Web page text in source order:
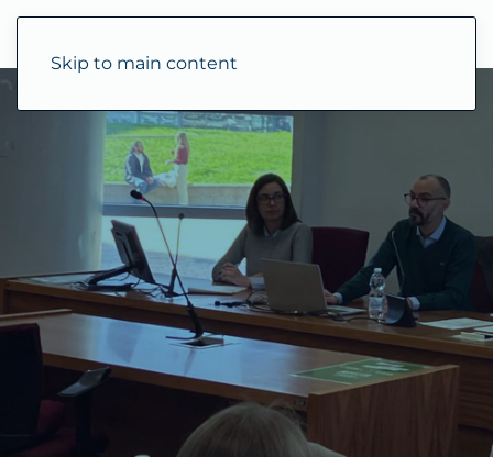
Skip to main content